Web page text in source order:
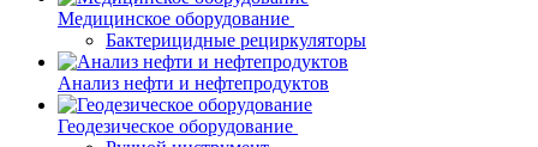
Медицинское оборудование
Бактерицидные рециркуляторы
Анализ нефти и нефтепродуктов
Геодезическое оборудование